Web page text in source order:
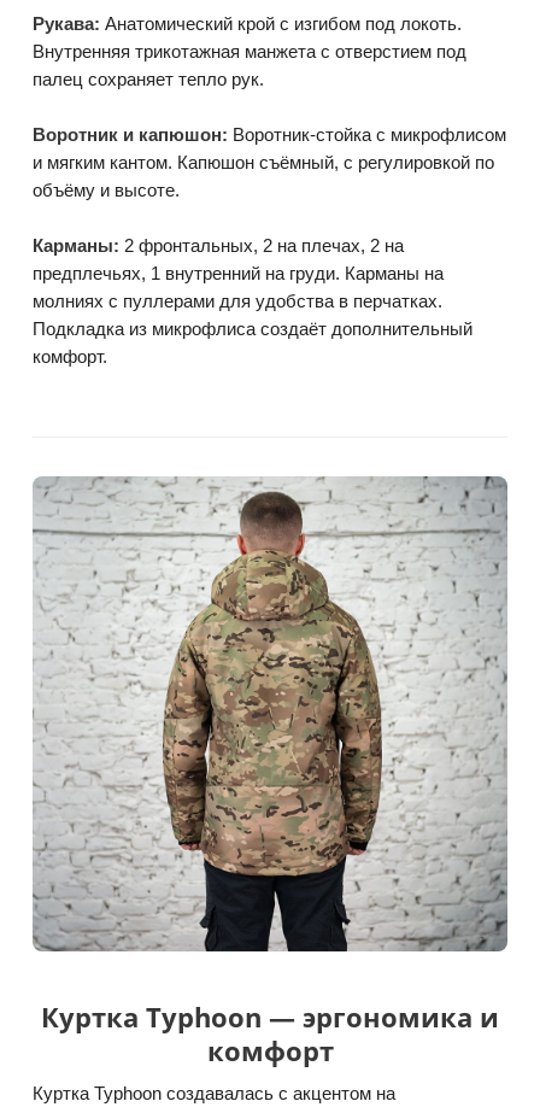
Рукава: Анатомический крой с изгибом под локоть.
Внутренняя трикотажная манжета с отверстием под
палец сохраняет тепло рук.
Воротник и капюшон: Воротник-стойка с микрофлисом
и мягким кантом. Капюшон съёмный, с регулировкой по
объёму и высоте.
Карманы: 2 фронтальных, 2 на плечах, 2 на
предплечьях, 1 внутренний на груди. Карманы на
молниях с пуллерами для удобства в перчатках.
Подкладка из микрофлиса создаёт дополнительный
комфорт.
Куртка Typhoon — эргономика и
комфорт
Куртка Typhoon создавалась с акцентом на